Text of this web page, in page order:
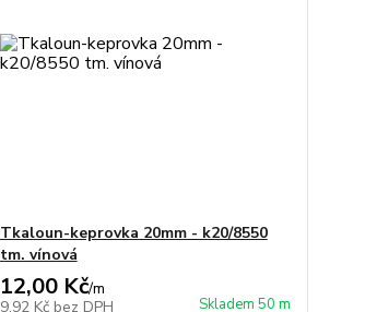
Tkaloun-keprovka 20mm - k20/8550
tm. vínová
12,00 Kč/m
9,92 Kč bez DPH Skladem 50 m